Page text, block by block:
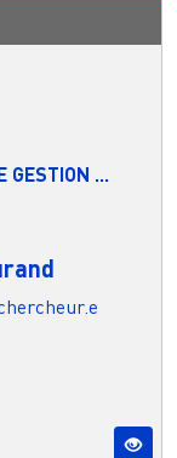
GESTION ...